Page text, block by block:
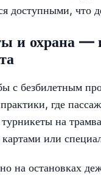
доступными, что
и охрана —
с безбилетным
где
на
картами или
на остановках